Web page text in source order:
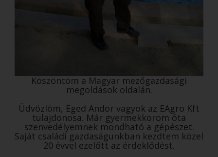
Köszöntöm a Magyar mezőgazdasági
megoldások oldalán.
Üdvözlöm, Eged Andor vagyok az EAgro Kft
tulajdonosa. Már gyermekkorom óta
szenvedélyemnek mondható a gépészet.
Saját családi gazdaságunkban kezdtem közel
20 évvel ezelőtt az érdeklődést.